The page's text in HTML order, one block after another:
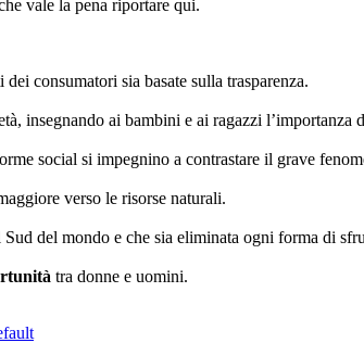
vale la pena riportare qui.
consumatori sia basate sulla trasparenza.
insegnando ai bambini e ai ragazzi l’importanza
social si impegnino a contrastare il grave
verso le risorse naturali.
del mondo e che sia eliminata ogni forma di
tra donne e uomini.